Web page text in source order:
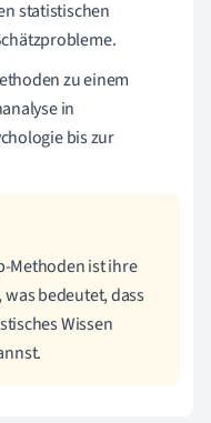
statistischen
zu einem
in
bis zur
Methoden ist ihre
bedeutet, dass
Wissen